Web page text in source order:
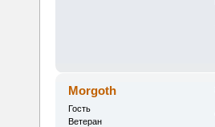
Morgoth
Гость
Ветеран